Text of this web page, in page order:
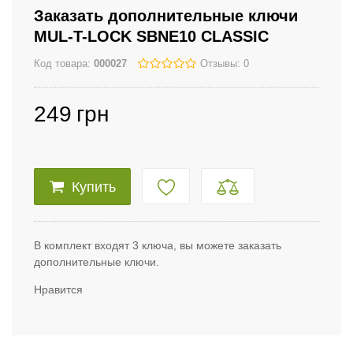
Заказать дополнительные ключи
MUL-T-LOCK SBNE10 CLASSIC
Код товара: 000027 Отзывы: 0
249 грн
Купить
В комплект входят 3 ключа, вы можете заказать
дополнительные ключи.
Нравится